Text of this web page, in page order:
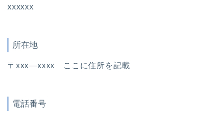
xxxxxx
所在地
〒xxx―xxxx ここに住所を記載
電話番号